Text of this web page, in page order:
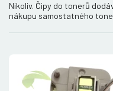
Nikoliv. Čipy do tonerů
nákupu samostatného